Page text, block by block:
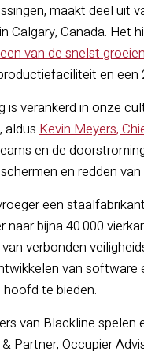
maakt deel uit
Calgary, Canada. Het
een van de snelst
en
is verankerd in onze
aldusKevin Meyers,
en de
en redden
een
naar bijna 40.000
verbonden
van software
te bieden.
van Blackline
Partner, Occupier